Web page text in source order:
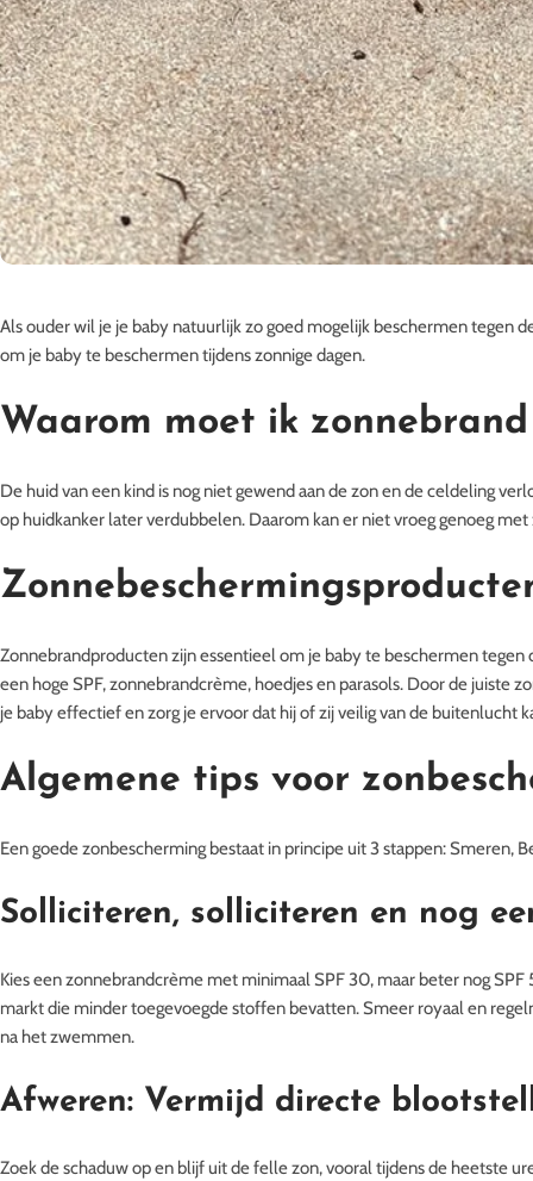
Als ouder wil je je baby natuurlijk zo goed mogelijk beschermen tegen
om je baby te beschermen tijdens zonnige dagen.
Waarom moet ik
De huid van een kind is nog niet gewend aan de zon en de celdeling
op huidkanker later verdubbelen. Daarom kan er niet vroeg genoeg
Zonnebrandproducten zijn essentieel om je baby te beschermen
een hoge SPF, zonnebrandcrème, hoedjes en parasols. Door de juiste
je baby effectief en zorg je ervoor dat hij of zij veilig van de buitenlucht
Algemene tips voor
Een goede zonbescherming bestaat in principe uit 3 stappen: Smeren,
Solliciteren, solliciteren en nog
Kies een zonnebrandcrème met minimaal SPF 30, maar beter nog
markt die minder toegevoegde stoffen bevatten. Smeer royaal en
na het zwemmen.
Afweren: Vermijd directe
Zoek de schaduw op en blijf uit de felle zon, vooral tijdens de heetste